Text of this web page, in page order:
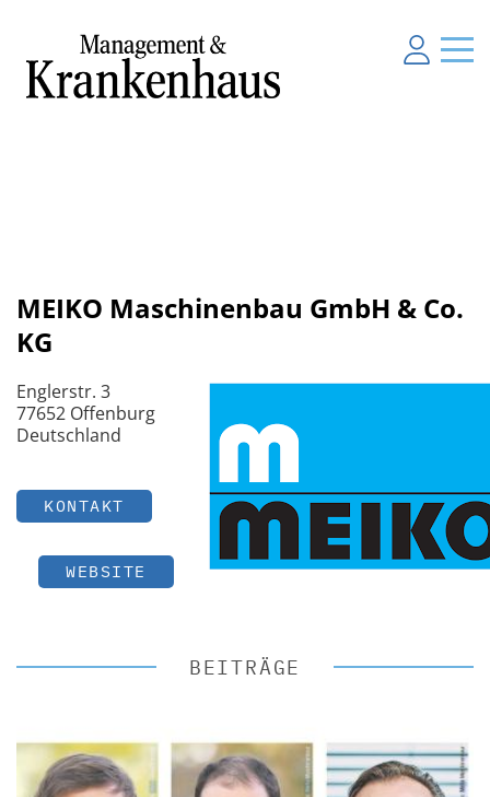
MEIKO Maschinenbau GmbH & Co.
KG
Englerstr. 3
77652 Offenburg
Deutschland
KONTAKT
WEBSITE
BEITRÄGE